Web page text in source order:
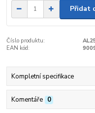
Přidat
Číslo produktu:
EAN kód:
Kompletní specifikace
Komentáře 0